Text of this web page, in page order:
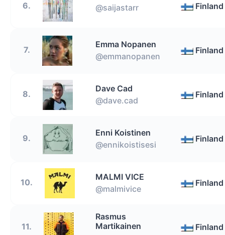
6. @saijastarr Finland
7.
Emma Nopanen
@emmanopanen
Finland
8.
Dave Cad
@dave.cad
Finland
9.
Enni Koistinen
@ennikoistisesi
Finland
10.
MALMI VICE
@malmivice
Finland
11.
Rasmus
Martikainen
Finland